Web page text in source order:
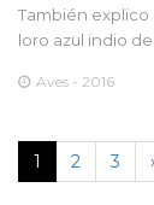
También
loro azul indio
Aves - 2016
1 2 3